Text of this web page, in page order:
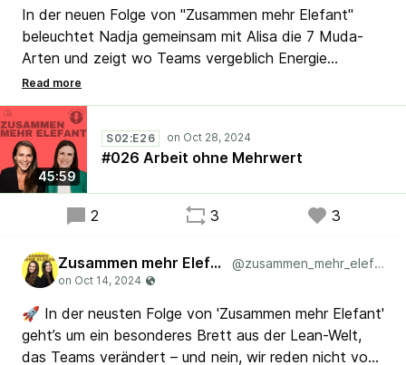
In der neuen Folge von "Zusammen mehr Elefant"
beleuchtet Nadja gemeinsam mit Alisa die 7 Muda-
Arten und zeigt wo Teams vergeblich Energie
investieren. Funktionieren diese Lean-Klassiker auch
im agilen Kontext? Wie können wir unsere
Zusammenarbeit effizienter gestalten?
🎧 Mit Special Guest Mari Furukawa-Caspary – jetzt
reinhören und mitdiskutieren! Welche Beobachtungen
macht ihr in euren Teams?
#Führung
45:59
S02:E26
#026 Arbeit ohne Mehrwert
2 3 3
Zusammen mehr Elefant @zusammen_mehr_elefant
🚀 In der neusten Folge von 'Zusammen mehr Elefant'
geht’s um ein besonderes Brett aus der Lean-Welt,
das Teams verändert – und nein, wir reden nicht vom